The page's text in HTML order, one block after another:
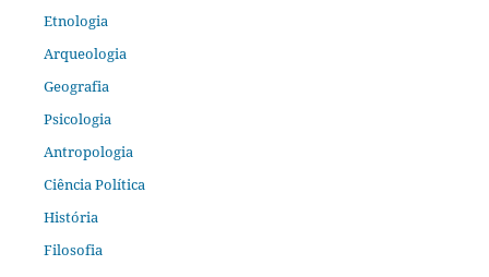
Etnologia
Arqueologia
Geografia
Psicologia
Antropologia
Ciência Política
História
Filosofia